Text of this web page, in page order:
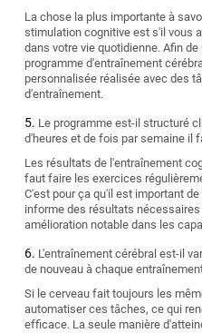
La chose la plus importante à
stimulation cognitive est s'il vous
dans votre vie quotidienne. Afin
programme d'entraînement
personnalisée réalisée avec des
d'entraînement.
Le programme est-il structuré
d'heures et de fois par semaine il
Les résultats de l'entraînement
faut faire les exercices
C'est pour ça qu'il est important
informe des résultats
amélioration notable dans les
L'entraînement cérébral est-il
de nouveau à chaque
Si le cerveau fait toujours les
automatiser ces tâches, ce qui
efficace. La seule manière